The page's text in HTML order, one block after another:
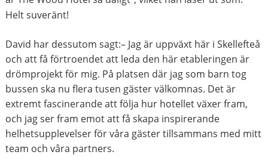
Helt suveränt!
David har dessutom sagt:– Jag är uppväxt här i Skellefteå
och att få förtroendet att leda den här etableringen är
drömprojekt för mig. På platsen där jag som barn tog
bussen ska nu flera tusen gäster välkomnas. Det är
extremt fascinerande att följa hur hotellet växer fram,
och jag ser fram emot att få skapa inspirerande
helhetsupplevelser för våra gäster tillsammans med mitt
team och våra partners.